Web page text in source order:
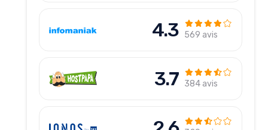
4.3 569 avis
3.7 384 avis